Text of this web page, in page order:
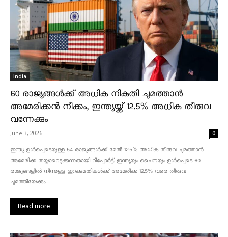
India
60 രാജ്യങ്ങൾക്ക് അധിക നികുതി ചുമത്താൻ
അമേരിക്കൻ നീക്കം, ഇന്ത്യയ്ക്ക് 12.5% അധിക തീരുവ
വന്നേക്കും
June 3, 2026 0
ഇന്ത്യ ഉൾപ്പെടെയുള്ള 54 രാജ്യങ്ങൾക്ക് മേൽ 12.5% അധിക തീരുവ ചുമത്താൻ
അമേരിക്ക തയ്യാറെടുക്കുന്നതായി റിപ്പോർട്ട്. ഇന്ത്യയും ചൈനയും ഉൾപ്പെടെ 60
രാജ്യങ്ങളിൽ നിന്നുള്ള ഇറക്കുമതികൾക്ക് അമേരിക്ക 12.5% ​​വരെ തീരുവ
ചുമത്തിയേക്കും....
Read more